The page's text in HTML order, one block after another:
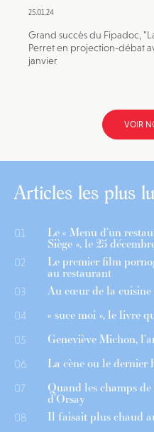
25.01.24
Grand succès du Fipadoc,
Perret en projection-débat
janvier
VOIR
Articles les plus
01 Le « Menu d’un
Siège », le 25
02 Le premier film
au restaurant
03 Au cœur de la cuisine
04 « suce moi », le livre
05 Geneviève Michon,
06 La cène ou le dernier
07 Quand les champs
d’Orsay
08 Il faisait plus chaud